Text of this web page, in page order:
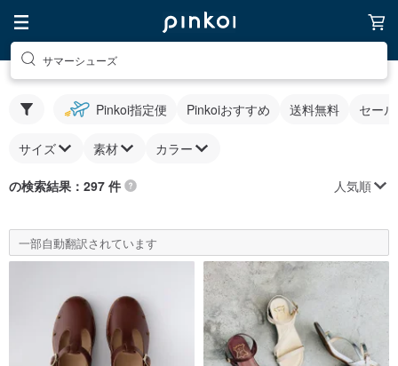
サマーシューズ
Pinkoi指定便 Pinkoiおすすめ 送料無料 セー
サイズ 素材 カラー
の検索結果：297 件 人気順
一部自動翻訳されています